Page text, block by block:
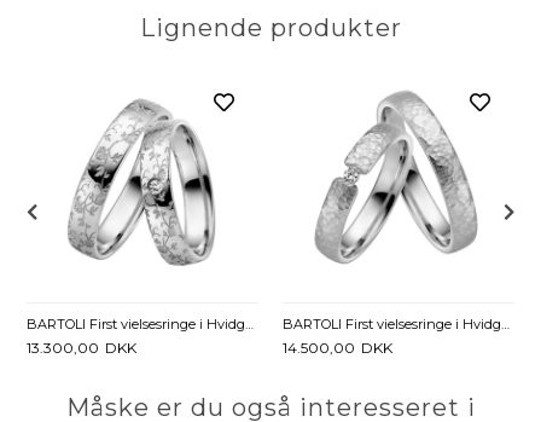
Lignende produkter
BARTOLI First vielsesringe i Hvidguld med Diamant 0,02 ct. - 4,5 mm
13.300,00 DKK
BARTOLI First vielsesringe i Hvidguld med Diamant - 4 mm
14.500,00 DKK
Måske er du også interesseret i